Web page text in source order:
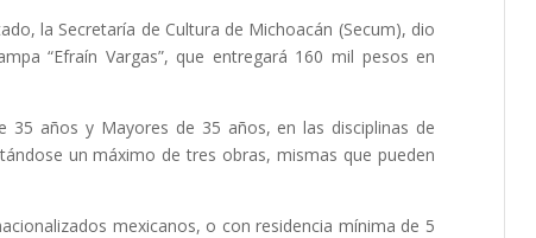
la Secretaría de Cultura de Michoacán (Secum), dio
“Efraín Vargas”, que entregará 160 mil pesos en
35 años y Mayores de 35 años, en las disciplinas de
un máximo de tres obras, mismas que pueden
mexicanos, o con residencia mínima de 5